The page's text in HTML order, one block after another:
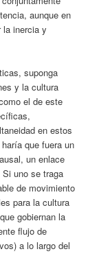
aunque en
inercia y
suponga
y la cultura
el de este
en estos
que fuera un
un enlace
uno se traga
de movimiento
para la cultura
gobiernan la
flujo de
a lo largo del